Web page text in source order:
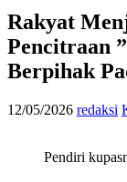
Rakyat
Pencitraan
Berpihak
12/05/2026 redaksi
Pendiri